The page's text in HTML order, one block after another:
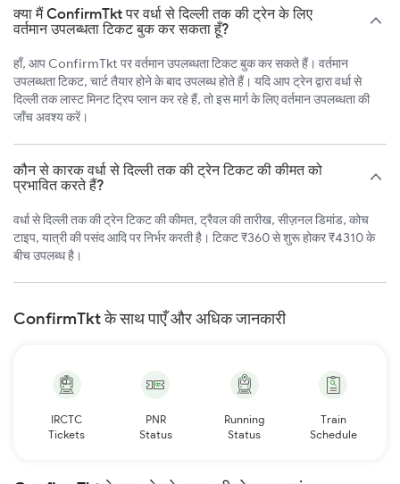
क्या मैं ConfirmTkt पर वर्धा से दिल्ली तक की ट्रेन के लिए
वर्तमान उपलब्धता टिकट बुक कर सकता हूँ?
हाँ, आप ConfirmTkt पर वर्तमान उपलब्धता टिकट बुक कर सकते हैं। वर्तमान
उपलब्धता टिकट, चार्ट तैयार होने के बाद उपलब्ध होते हैं। यदि आप ट्रेन द्वारा वर्धा से
दिल्ली तक लास्ट मिनट ट्रिप प्लान कर रहे हैं, तो इस मार्ग के लिए वर्तमान उपलब्धता की
जाँच अवश्य करें।
कौन से कारक वर्धा से दिल्ली तक की ट्रेन टिकट की कीमत को
प्रभावित करते हैं?
वर्धा से दिल्ली तक की ट्रेन टिकट की कीमत, ट्रैवल की तारीख, सीज़नल डिमांड, कोच
टाइप, यात्री की पसंद आदि पर निर्भर करती है। टिकट ₹360 से शुरू होकर ₹4310 के
बीच उपलब्ध है।
ConfirmTkt के साथ पाएँ और अधिक जानकारी
IRCTC
Tickets
PNR
Status
Running
Status
Train
Schedule